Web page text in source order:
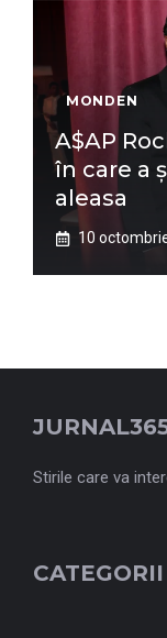
MONDEN
A$AP
în care a
aleasa
10
Stirile care va
CATEGORII